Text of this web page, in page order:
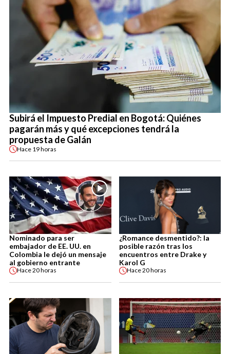
Subirá el Impuesto Predial en Bogotá: Quiénes
pagarán más y qué excepciones tendrá la
propuesta de Galán
Hace 19 horas
Nominado para ser
embajador de EE. UU. en
Colombia le dejó un mensaje
al gobierno entrante
Hace20 horas
¿Romance desmentido?: la
posible razón tras los
encuentros entre Drake y
Karol G
Hace20 horas